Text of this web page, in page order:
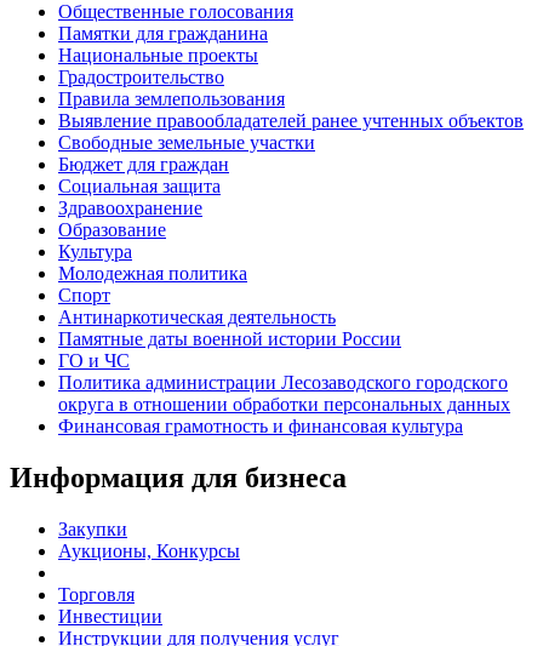
Общественные голосования
Памятки для гражданина
Национальные проекты
Градостроительство
Правила землепользования
Выявление правообладателей ранее учтенных объектов
Свободные земельные участки
Бюджет для граждан
Социальная защита
Здравоохранение
Образование
Культура
Молодежная политика
Спорт
Антинаркотическая деятельность
Памятные даты военной истории России
ГО и ЧС
Политика администрации Лесозаводского городского
округа в отношении обработки персональных данных
Финансовая грамотность и финансовая культура
Информация для бизнеса
Закупки
Аукционы, Конкурсы
Торговля
Инвестиции
Инструкции для получения услуг